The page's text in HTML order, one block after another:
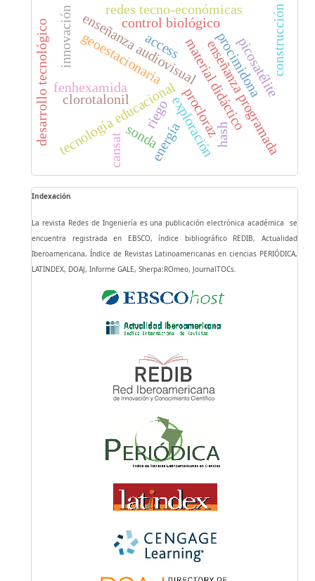
enseñanza audiovisual
tecnología educacionalmaterial didáctico
enseñanza programada
clorotalonil
control biológico
fenhexamida procimidona
procloraz
cansat exploración
geoestacionaria picosatélite
sonda
desarrollo tecnológicoinnovación redes tecno-económicas
energía hash
access construcción
riego
Indexación
La revista Redes de Ingeniería es una publicación electrónica académica se
encuentra registrada en EBSCO, índice bibliográfico REDIB, Actualidad
Iberoamericana, Índice de Revistas Latinoamericanas en ciencias PERIÓDICA,
LATINDEX, DOAJ, Informe GALE, Sherpa:ROmeo, JournalTOCs.